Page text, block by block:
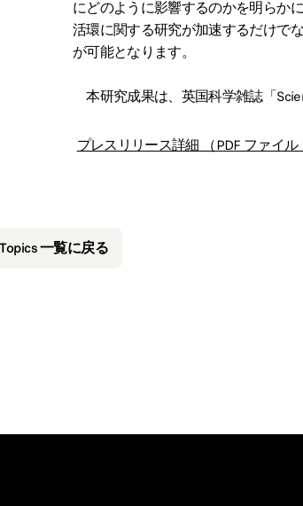
にどのように影響するのかを明らか
活環に関する研究が加速するだけで
が可能となります。
本研究成果は、英国科学雑誌「
プレスリリース詳細 （PDF ファイル
一覧に戻る